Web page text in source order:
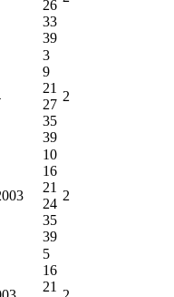
26
33
39
3
9
21
27
35
39
2
10
16
21
24
35
39
2
5
16
21